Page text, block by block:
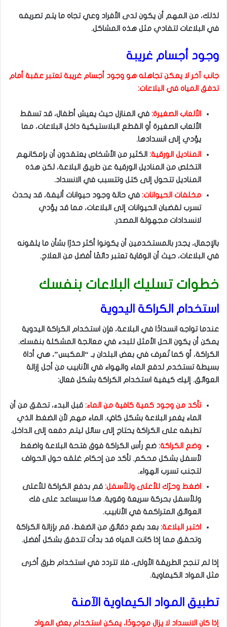
لذلك، من المهم أن يكون لدى الأفراد وعي تجاه ما يتم تصريفه
في البلاعات لتفادي مثل هذه المشاكل.
وجود أجسام غريبة
جانب آخر لا يمكن تجاهله هو وجود أجسام غريبة تعتبر عقبة أمام
تدفق المياه في البلاعات:
الألعاب الصغيرة: في المنازل حيث يعيش أطفال، قد تسقط
الألعاب الصغيرة أو القطع البلاستيكية داخل البلاعات، مما
يؤدي إلى انسدادها.
المناديل الورقية: الكثير من الأشخاص يعتقدون أن بإمكانهم
التخلص من المناديل الورقية عن طريق البلاعة، لكن هذه
المناديل تتحول إلى كتل وتتسبب في الانسداد.
مخلفات الحيوانات: في حالة وجود حيوانات أليفة، قد يحدث
تسرب لقضبان الحيوانات إلى البلاعات، مما قد يؤدي
لانسدادات مجهولة المصدر.
بالإجمال، يجدر بالمستخدمين أن يكونوا أكثر حذرًا بشأن ما يلقونه
في البلاعات، حيث أن الوقاية تعتبر دائمًا أفضل من العلاج.
خطوات تسليك البلاعات بنفسك
استخدام الكراكة اليدوية
عندما تواجه انسدادًا في البلاعة، فإن استخدام الكراكة اليدوية
يمكن أن يكون الحل الأمثل للبدء في معالجة المشكلة بنفسك.
الكراكة، أو كما تُعرف في بعض البلدان بـ “المكبس”، هي أداة
بسيطة تستخدم لدفع الماء والهواء في الأنابيب من أجل إزالة
العوائق. إليك كيفية استخدام الكراكة بشكل فعال:
تأكد من وجود كمية كافية من الماء: قبل البدء، تحقق من أن
الماء يغمر البلاعة بشكل كافٍ. الماء مهم لأن الضغط الذي
تطبقه على الكراكة يحتاج إلى سائل ليتم دفعه إلى الداخل.
وضع الكراكة: ضع رأس الكراكة فوق فتحة البلاعة واضغط
لأسفل بشكل محكم. تأكد من إحكام غلقه حول الحواف
لتجنب تسرب الهواء.
اضغط وحرّك للأعلى وللأسفل: قم بدفع الكراكة للأعلى
وللأسفل بحركة سريعة وقوية. هذا سيساعد على فك
العوائق المتراكمة في الأنابيب.
اختبر البلاعة: بعد بضع دقائق من الضغط، قم بإزالة الكراكة
وتحقق مما إذا كانت المياه قد بدأت تتدفق بشكل أفضل.
إذا لم تنجح الطريقة الأولى، فلا تتردد في استخدام طرق أخرى
مثل المواد الكيماوية.
تطبيق المواد الكيماوية الآمنة
إذا كان الانسداد لا يزال موجودًا، يمكن استخدام بعض المواد